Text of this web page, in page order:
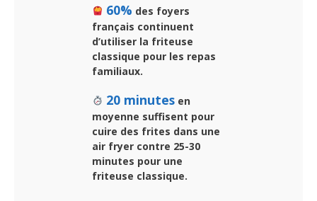
60% des foyers
français continuent
d’utiliser la friteuse
classique pour les repas
familiaux.
20 minutesen
moyenne suffisent pour
cuire des frites dans une
air fryer contre 25-30
minutes pour une
friteuse classique.